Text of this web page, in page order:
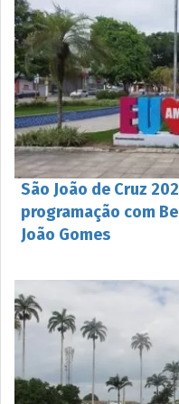
São João de Cruz
programação com
João Gomes